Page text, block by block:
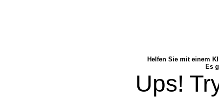
Helfen Sie mit einem
Es
Ups!